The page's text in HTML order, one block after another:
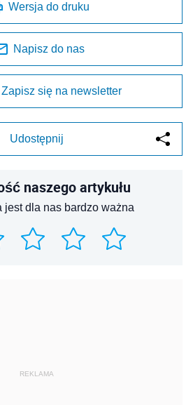
Wersja do druku
Napisz do nas
Zapisz się na newsletter
Udostępnij
naszego artykułu
jest dla nas bardzo ważna
REKLAMA